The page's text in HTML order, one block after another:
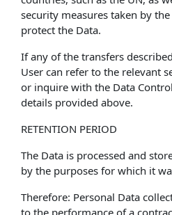
security measures taken by
protect the Data.
If any of the transfers
User can refer to the relevant
or inquire with the Data
details provided above.
RETENTION PERIOD
The Data is processed and
by the purposes for which it
Therefore: Personal Data
to the performance of a